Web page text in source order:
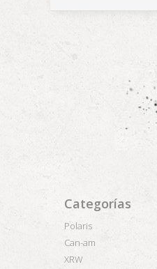
Categorías
Polaris
Can-am
XRW